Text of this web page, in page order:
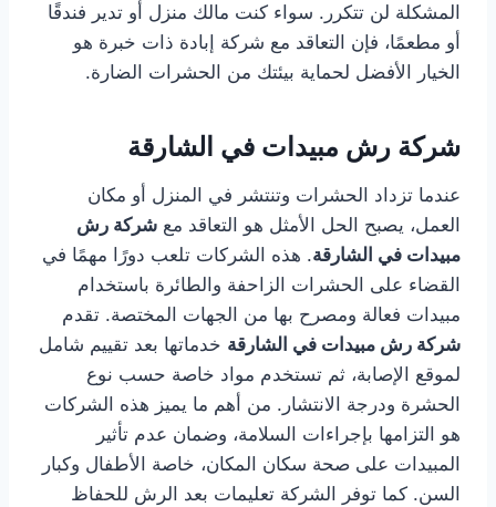
المشكلة لن تتكرر. سواء كنت مالك منزل أو تدير فندقًا
أو مطعمًا، فإن التعاقد مع شركة إبادة ذات خبرة هو
الخيار الأفضل لحماية بيئتك من الحشرات الضارة.
شركة رش مبيدات في الشارقة
عندما تزداد الحشرات وتنتشر في المنزل أو مكان
العمل، يصبح الحل الأمثل هو التعاقد مع شركة رش
مبيدات في الشارقة. هذه الشركات تلعب دورًا مهمًا في
القضاء على الحشرات الزاحفة والطائرة باستخدام
مبيدات فعالة ومصرح بها من الجهات المختصة. تقدم
شركة رش مبيدات في الشارقة خدماتها بعد تقييم شامل
لموقع الإصابة، ثم تستخدم مواد خاصة حسب نوع
الحشرة ودرجة الانتشار. من أهم ما يميز هذه الشركات
هو التزامها بإجراءات السلامة، وضمان عدم تأثير
المبيدات على صحة سكان المكان، خاصة الأطفال وكبار
السن. كما توفر الشركة تعليمات بعد الرش للحفاظ